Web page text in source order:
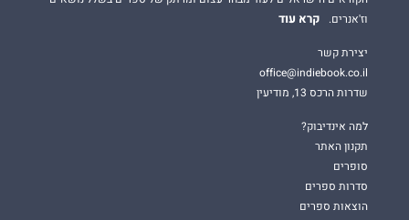
וז'אנרים.
קרא עוד
יצירת קשר
office@indiebook.co.il
שדרות הרכס 13, מודיעין
למה אינדיבוק?
תקנון האתר
סופרים
סדרות ספרים
הוצאות ספרים